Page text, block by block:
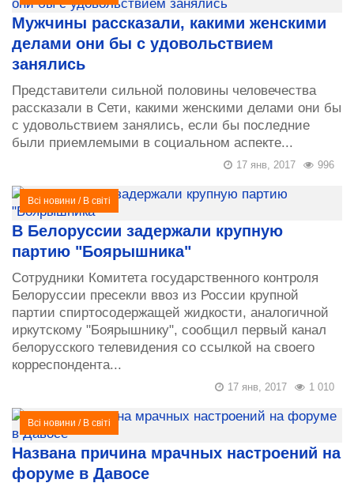
Мужчины рассказали, какими женскими
делами они бы с удовольствием
занялись
Представители сильной половины человечества
рассказали в Сети, какими женскими делами они бы
с удовольствием занялись, если бы последние
были приемлемыми в социальном аспекте...
996
17 янв, 2017
Всі новини / В світі
В Белоруссии задержали крупную
партию "Боярышника"
Сотрудники Комитета государственного контроля
Белоруссии пресекли ввоз из России крупной
партии спиртосодержащей жидкости, аналогичной
иркутскому "Боярышнику", сообщил первый канал
белорусского телевидения со ссылкой на своего
корреспондента...
1 010
17 янв, 2017
Всі новини / В світі
Названа причина мрачных настроений на
форуме в Давосе